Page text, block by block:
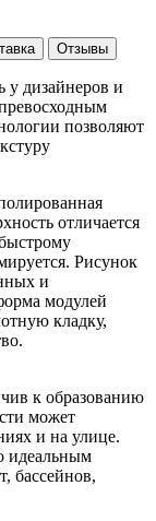
Отзывы
у дизайнеров и
позволяют
отличается
Рисунок
и
модулей
кладку,
к образованию
может
и на улице.
идеальным
бассейнов,